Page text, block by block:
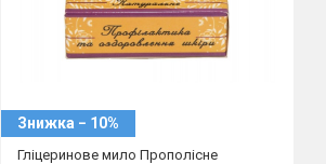
Знижка − 10%
Гліцеринове мило Прополісне